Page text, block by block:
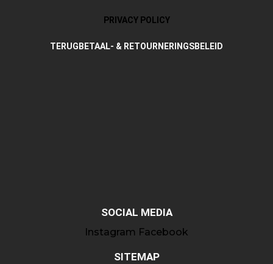
PRIVACY POLICY
TERUGBETAAL- & RETOURNERINGSBELEID
SOCIAL MEDIA
Instagram Facebook
SITEMAP